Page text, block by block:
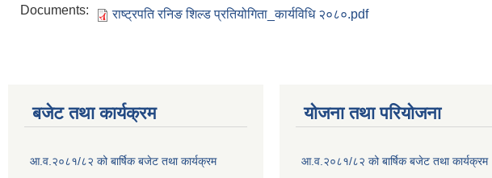
Documents: राष्ट्रपति रनिङ शिल्ड प्रतियोगिता_कार्यविधि २०८०.pdf
बजेट तथा कार्यक्रम
आ.व.२०८१/८२ को बार्षिक बजेट तथा कार्यक्रम
योजना तथा परियोजना
आ.व.२०८१/८२ को बार्षिक बजेट तथा कार्यक्रम